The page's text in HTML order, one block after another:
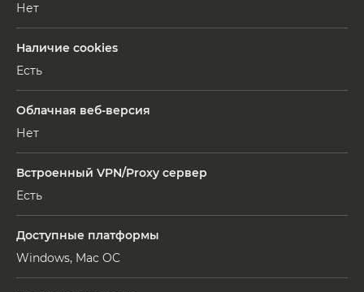
Нет
Наличие cookies
Есть
Облачная веб-версия
Нет
Встроенный VPN/Proxy сервер
Есть
Доступные платформы
Windows, Mac OC